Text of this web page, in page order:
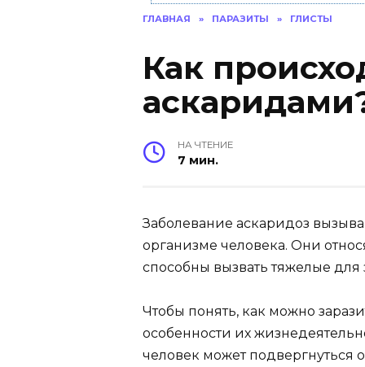
ГЛАВНАЯ » ПАРАЗИТЫ » ГЛИСТЫ
Как
НА ЧТЕНИЕ
7 мин.
Заболевание аскаридоз
организме человека. Они
способны вызвать тяжелые для
Чтобы понять, как можно
особенности их
человек может подвергнуться